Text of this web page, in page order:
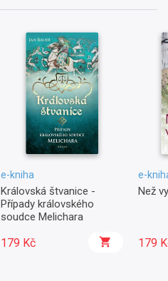
e-kniha
Královská štvanice -
Případy královského
soudce Melichara
179 Kč
e-
Než
179